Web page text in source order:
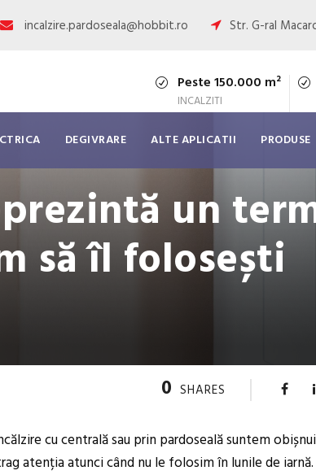
incalzire.pardoseala@hobbit.ro Str. G-ral
Peste 150.000 m²
INCALZITI
DEGIVRARE ALTE APLICATII PRODUSE
un
să îl folosești
0 SHARES
cu centrală sau prin pardoseală suntem
atenția atunci când nu le folosim în lunile de iarnă.